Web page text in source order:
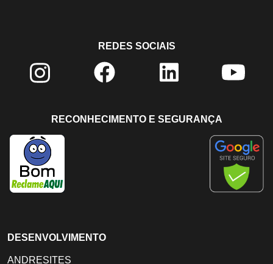
REDES SOCIAIS
RECONHECIMENTO E SEGURANÇA
DESENVOLVIMENTO
ANDRESITES